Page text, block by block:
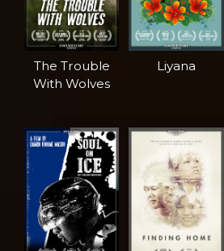
The Trouble
With Wolves
Liyana